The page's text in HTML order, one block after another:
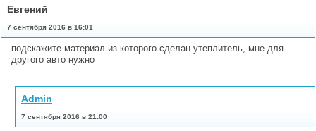
Евгений
7 сентября 2016 в 16:01
подскажите материал из которого сделан утеплитель, мне для
другого авто нужно
Admin
7 сентября 2016 в 21:00